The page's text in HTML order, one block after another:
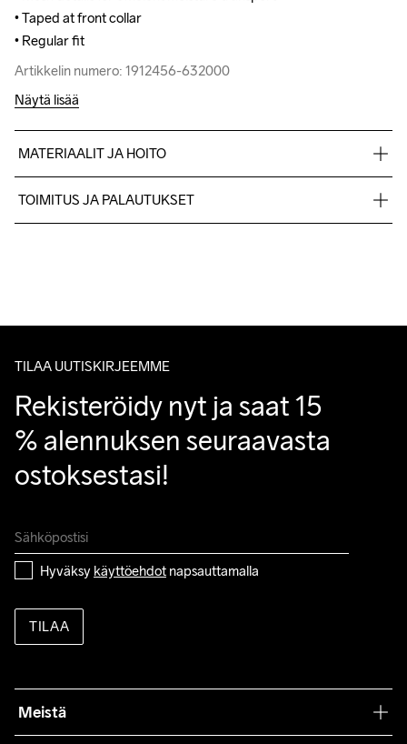
• Taped at front collar
• Regular fit
Artikkelin numero: 1912456-632000
• Taped at front collar
• Regular fit
Artikkelin numero: 1912456-632000
Näytä lisää
MATERIAALIT JA HOITO
92% Polyester 8% Elastane
TOIMITUS JA PALAUTUKSET
kysymyksiisi.
TILAA UUTISKIRJEEMME
Rekisteröidy nyt ja saat 15
% alennuksen seuraavasta
ostoksestasi!
Hyväksy käyttöehdot napsauttamalla
TILAA
Meistä